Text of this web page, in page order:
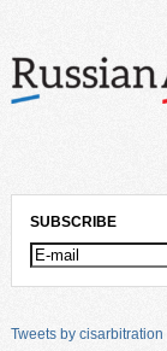
SUBSCRIBE
Tweets by cisarbitration